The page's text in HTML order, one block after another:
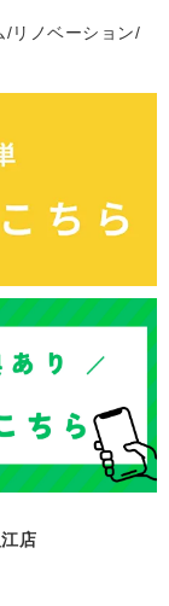
/リノベーション/
店